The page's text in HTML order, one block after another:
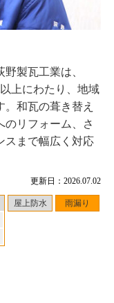
更新日：2026.07.02
屋上防水 雨漏り
製瓦工業は、
上にわたり、地域
和瓦の葺き替え
のリフォーム、さ
スまで幅広く対応